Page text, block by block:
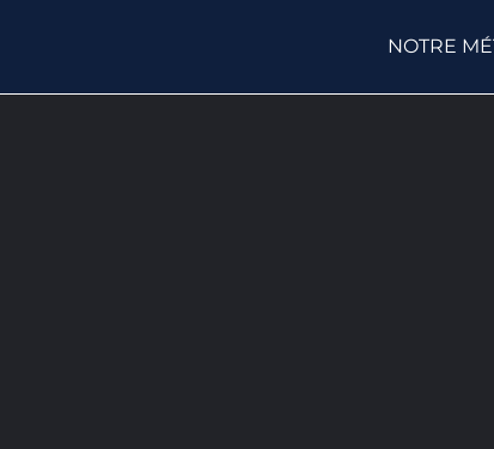
NOTRE